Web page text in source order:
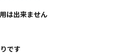
は出来ません
です